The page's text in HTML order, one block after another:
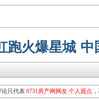
跑火爆星城
论只代表 0731房产网网友 个人观点